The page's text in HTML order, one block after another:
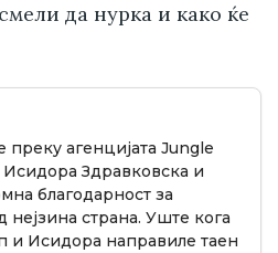
да нурка и како ќе
агенцијата Jungle
Здравковска и
благодарност за
нејзина страна. Уште кога
и Исидора направиле таен